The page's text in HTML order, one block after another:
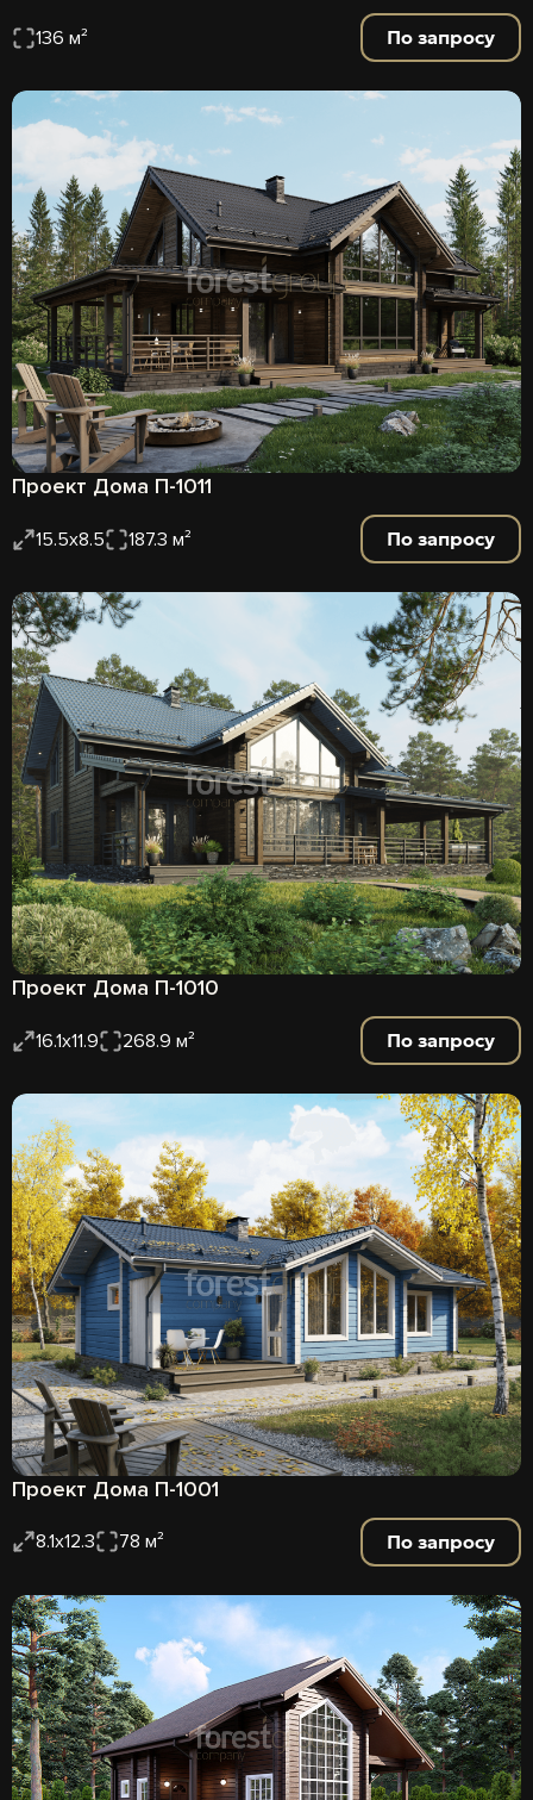
136 м² По запросу
Проект Дома П-1011
15.5x8.5 187.3 м² По запросу
Проект Дома П-1010
16.1x11.9 268.9 м² По запросу
Проект Дома П-1001
8.1х12.3 78 м² По запросу